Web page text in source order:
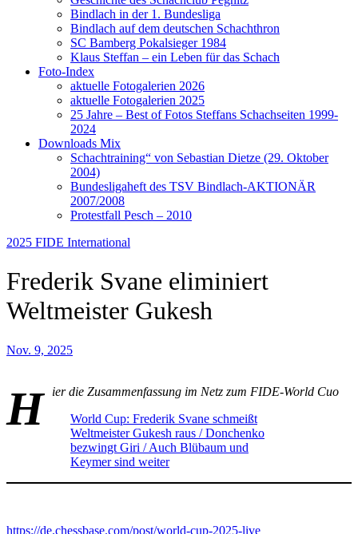
Bindlach in der 1. Bundesliga
Bindlach auf dem deutschen Schachthron
SC Bamberg Pokalsieger 1984
Klaus Steffan – ein Leben für das Schach
Foto-Index
aktuelle Fotogalerien 2026
aktuelle Fotogalerien 2025
25 Jahre – Best of Fotos Steffans Schachseiten 1999-
2024
Downloads Mix
Schachtraining“ von Sebastian Dietze (29. Oktober
2004)
Bundesligaheft des TSV Bindlach-AKTIONÄR
2007/2008
Protestfall Pesch – 2010
2025 FIDE International
Frederik Svane eliminiert
Weltmeister Gukesh
Nov. 9, 2025
H
ier die Zusammenfassung im Netz zum FIDE-World Cuo
World Cup: Frederik Svane schmeißt
Weltmeister Gukesh raus / Donchenko
bezwingt Giri / Auch Blübaum und
Keymer sind weiter
https://de.chessbase.com/post/world-cup-2025-live